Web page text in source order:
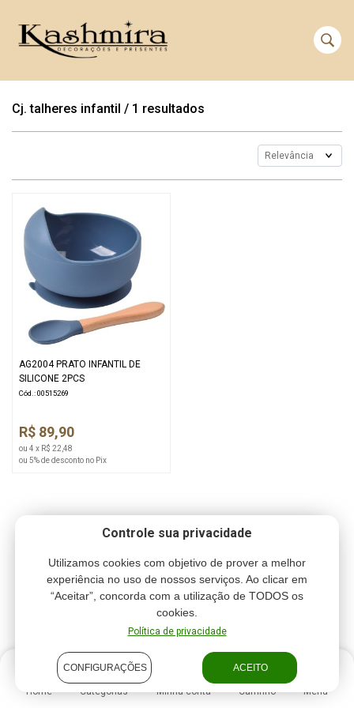
Controle sua privacidade
Utilizamos cookies com objetivo de prover a melhor
experiência no uso de nossos serviços. Ao clicar em
“Aceitar”, concorda com a utilização de TODOS os
cookies.
Política de privacidade
CONFIGURAÇÕES ACEITO
Home Categorias Minha conta Carrinho Menu
Cj. talheres infantil / 1 resultados
AG2004 PRATO INFANTIL DE
SILICONE 2PCS
Cód.: 00515269
R$ 89,90
ou 4 x R$ 22,48
ou 5% de desconto no Pix